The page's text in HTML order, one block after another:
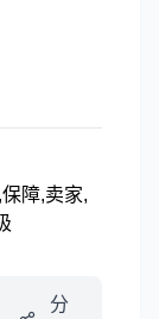
障,卖家,
分